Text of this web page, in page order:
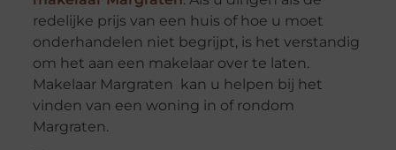
redelijke prijs van een huis of hoe u moet
onderhandelen niet begrijpt, is het verstandig
om het aan een makelaar over te laten.
Makelaar Margraten kan u helpen bij het
vinden van een woning in of rondom
Margraten.